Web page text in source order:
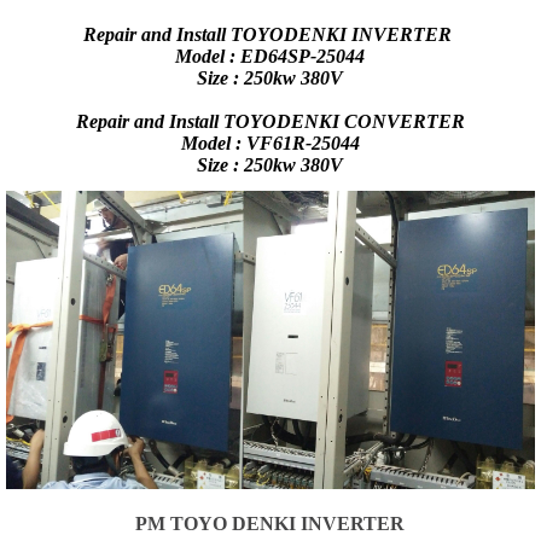
Repair and Install TOYODENKI INVERTER
Model : ED64SP-25044
Size : 250kw 380V
Repair and Install TOYODENKI CONVERTER
Model : VF61R-25044
Size : 250kw 380V
PM TOYO DENKI INVERTER